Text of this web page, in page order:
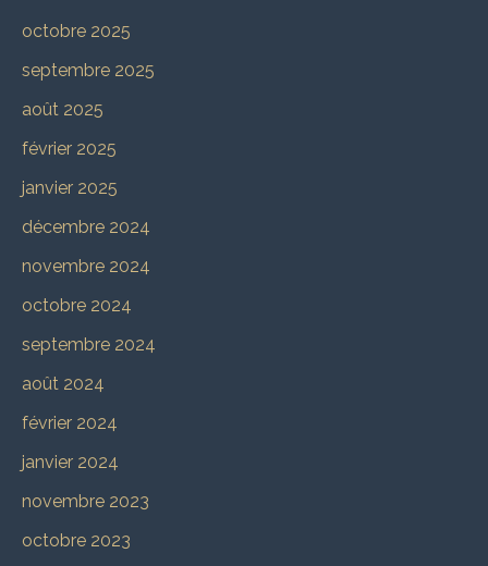
octobre 2025
septembre 2025
août 2025
février 2025
janvier 2025
décembre 2024
novembre 2024
octobre 2024
septembre 2024
août 2024
février 2024
janvier 2024
novembre 2023
octobre 2023